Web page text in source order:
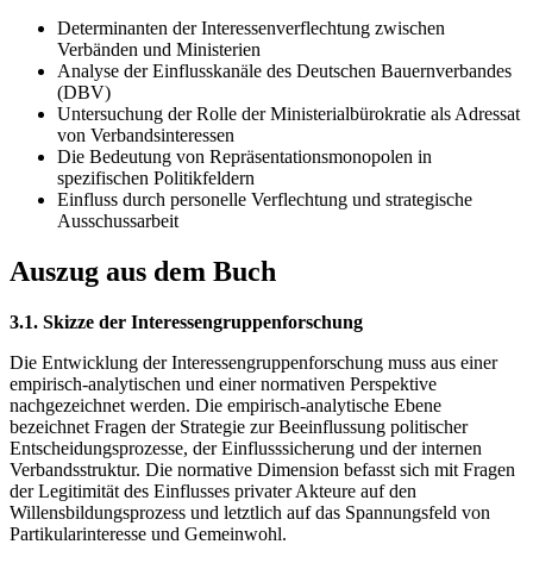
Determinanten der Interessenverflechtung zwischen
Verbänden und Ministerien
Analyse der Einflusskanäle des Deutschen Bauernverbandes
(DBV)
Untersuchung der Rolle der Ministerialbürokratie als Adressat
von Verbandsinteressen
Die Bedeutung von Repräsentationsmonopolen in
spezifischen Politikfeldern
Einfluss durch personelle Verflechtung und strategische
Ausschussarbeit
Auszug aus dem Buch
3.1. Skizze der Interessengruppenforschung
Die Entwicklung der Interessengruppenforschung muss aus einer
empirisch-analytischen und einer normativen Perspektive
nachgezeichnet werden. Die empirisch-analytische Ebene
bezeichnet Fragen der Strategie zur Beeinflussung politischer
Entscheidungsprozesse, der Einflusssicherung und der internen
Verbandsstruktur. Die normative Dimension befasst sich mit Fragen
der Legitimität des Einflusses privater Akteure auf den
Willensbildungsprozess und letztlich auf das Spannungsfeld von
Partikularinteresse und Gemeinwohl.